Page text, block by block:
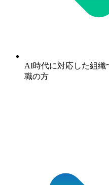
AI時代に対応した組織
職の方